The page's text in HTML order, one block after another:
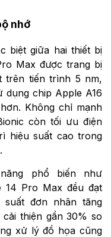
nhớ
biệt giữa hai thiết bị
Max được trang bị
trên tiến trình 5 nm,
chip Apple A16
Không chỉ mạnh
còn tối ưu điện
hiệu suất cao trong
phổ biến như
14 Pro Max đều đạt
đơn nhân tăng
thiện gần 30% so
xử lý đồ họa cũng